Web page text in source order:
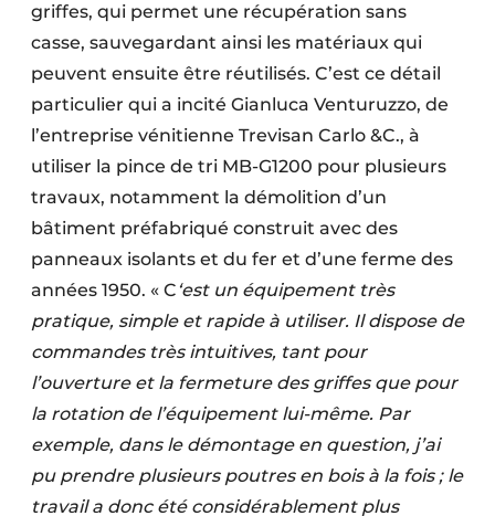
griffes, qui permet une récupération sans
casse, sauvegardant ainsi les matériaux qui
peuvent ensuite être réutilisés. C’est ce détail
particulier qui a incité Gianluca Venturuzzo, de
l’entreprise vénitienne Trevisan Carlo &C., à
utiliser la pince de tri MB-G1200 pour plusieurs
travaux, notamment la démolition d’un
bâtiment préfabriqué construit avec des
panneaux isolants et du fer et d’une ferme des
années 1950. « C ‘est un équipement très
pratique, simple et rapide à utiliser. Il dispose de
commandes très intuitives, tant pour
l’ouverture et la fermeture des griffes que pour
la rotation de l’équipement lui-même. Par
exemple, dans le démontage en question, j’ai
pu prendre plusieurs poutres en bois à la fois ; le
travail a donc été considérablement plus